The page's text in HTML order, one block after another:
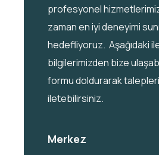
profesyonel
zaman en iyi deneyimi
hedefliyoruz. Aşağıdaki
bilgilerimizden bize
formu doldurarak
iletebilirsiniz.
Merkez